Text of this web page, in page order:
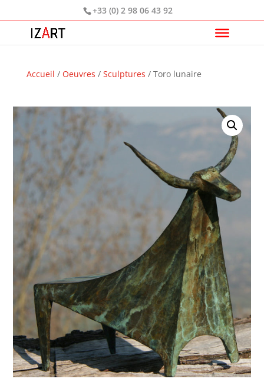
+33 (0) 2 98 06 43 92
Accueil / Oeuvres / Sculptures / Toro lunaire